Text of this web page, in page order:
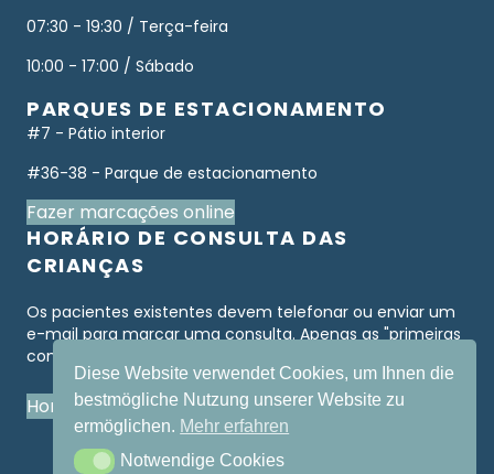
Diese Website verwendet Cookies, um Ihnen die
bestmögliche Nutzung unserer Website zu
ermöglichen. Mehr erfahren
Notwendige Cookies
Notwendige Cookies
07:30 - 19:30 / Terça-feira
10:00 - 17:00 / Sábado
PARQUES DE ESTACIONAMENTO
#7 - Pátio interior
#36-38 - Parque de estacionamento
Fazer marcações online
HORÁRIO DE CONSULTA DAS
CRIANÇAS
Os pacientes existentes devem telefonar ou enviar um
e-mail para marcar uma consulta. Apenas as "primeiras
consultas" estão disponíveis online.
Horário de consulta das crianças